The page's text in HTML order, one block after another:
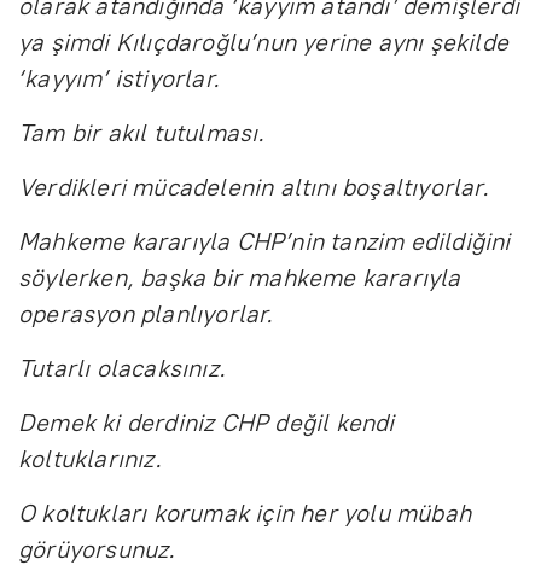
ya şimdi Kılıçdaroğlu’nun yerine aynı şekilde
‘kayyım’ istiyorlar.
Tam bir akıl tutulması.
Verdikleri mücadelenin altını boşaltıyorlar.
Mahkeme kararıyla CHP’nin tanzim edildiğini
söylerken, başka bir mahkeme kararıyla
operasyon planlıyorlar.
Tutarlı olacaksınız.
Demek ki derdiniz CHP değil kendi
koltuklarınız.
O koltukları korumak için her yolu mübah
görüyorsunuz.